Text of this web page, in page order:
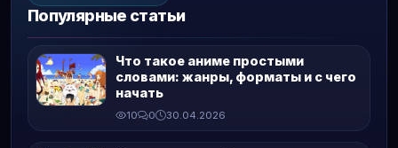
Популярные статьи
Что такое аниме простыми
словами: жанры, форматы и с чего
начать
10 0 30.04.2026